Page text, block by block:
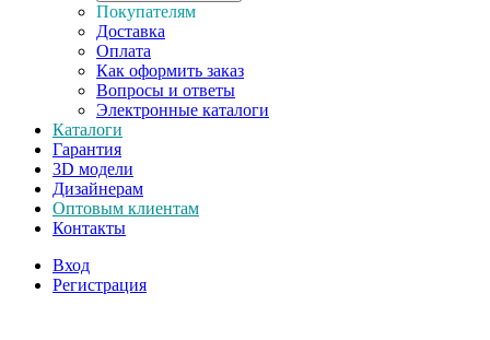
Покупателям
Доставка
Оплата
Как оформить заказ
Вопросы и ответы
Электронные каталоги
Каталоги
Гарантия
3D модели
Дизайнерам
Оптовым клиентам
Контакты
Вход
Регистрация